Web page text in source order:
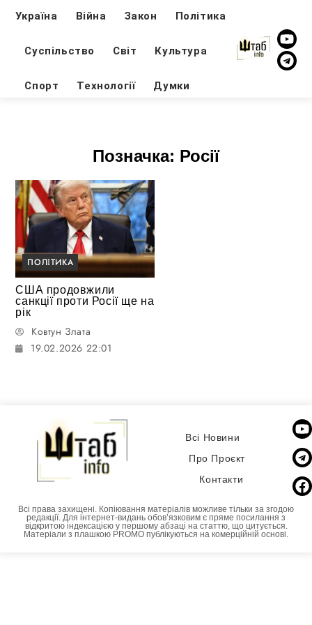
Україна Війна Закон Політика
Суспільство Світ Культура
Спорт Технології Думки
Позначка: Росії
ПОЛІТИКА
США продовжили
санкції проти Росії ще на
рік
Ковтун Злата
19.02.2026 22:01
Всі Новини
Про Проєкт
Контакти
Всі права захищені. Копіювання матеріалів можливе тільки за згодою
редакції. Для інтернет-видань обовʼязковим є пряме посилання з
відкритою індексацією у першому абзаці на статтю, що цитується.
Матеріали з плашкою PROMO публікуються на комерційній основі.